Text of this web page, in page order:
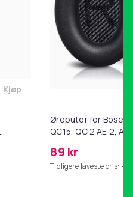
Legg Magetrener, 6-rørs
Kjøp
Øreputer for Bose
QC15, QC 2 AE 2, AE
89 kr
Tidligere laveste pris: 99